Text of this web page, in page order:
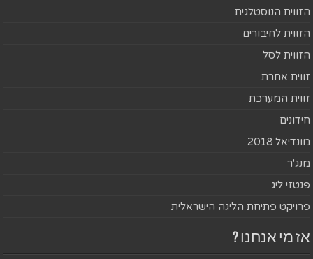
הזווית הנוסטלגית
הזווית לחיבורים
הזווית לסל
זווית אחרת
זווית המערכת
חידונים
מונדיאל 2018
מנג'ר
פנטזי ליג
פרויקט פתיחת הליגה הישראלית
אז מי אנחנו ?